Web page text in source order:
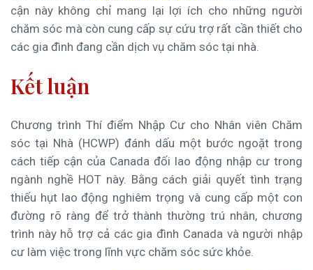
cận này không chỉ mang lại lợi ích cho những người
chăm sóc mà còn cung cấp sự cứu trợ rất cần thiết cho
các gia đình đang cần dịch vụ chăm sóc tại nhà.
Kết luận
Chương trình Thí điểm Nhập Cư cho Nhân viên Chăm
sóc tại Nhà (HCWP) đánh dấu một bước ngoặt trong
cách tiếp cận của Canada đối lao động nhập cư trong
ngành nghề HOT này. Bằng cách giải quyết tình trạng
thiếu hụt lao động nghiêm trọng và cung cấp một con
đường rõ ràng để trở thành thường trú nhân, chương
trình này hỗ trợ cả các gia đình Canada và người nhập
cư làm việc trong lĩnh vực chăm sóc sức khỏe.